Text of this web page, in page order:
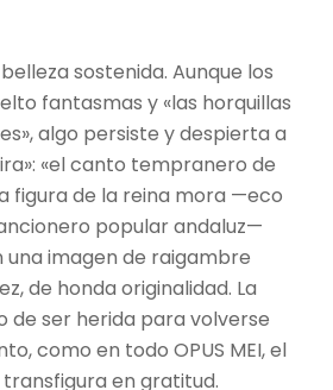
sostenida. Aunque los
fantasmas y «las horquillas
algo persiste y despierta a
«el canto tempranero de
figura de la reina mora —eco
popular andaluz—
una imagen de raigambre
de honda originalidad. La
de ser herida para volverse
como en todo OPUS MEI, el
en gratitud.